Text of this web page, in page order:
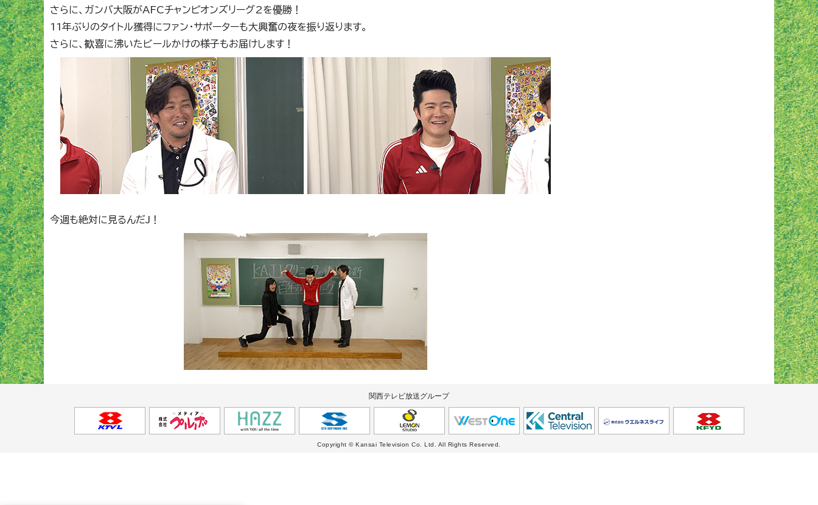
さらに、ガンバ大阪がAFCチャンピオンズリーグ2を優勝！
11年ぶりのタイトル獲得にファン・サポーターも大興奮の夜を振り返ります。
さらに、歓喜に沸いたビールかけの様子もお届けします！
今週も絶対に見るんだJ！
関西テレビ放送グループ
Copyright © Kansai Television Co. Ltd. All Rights Reserved.